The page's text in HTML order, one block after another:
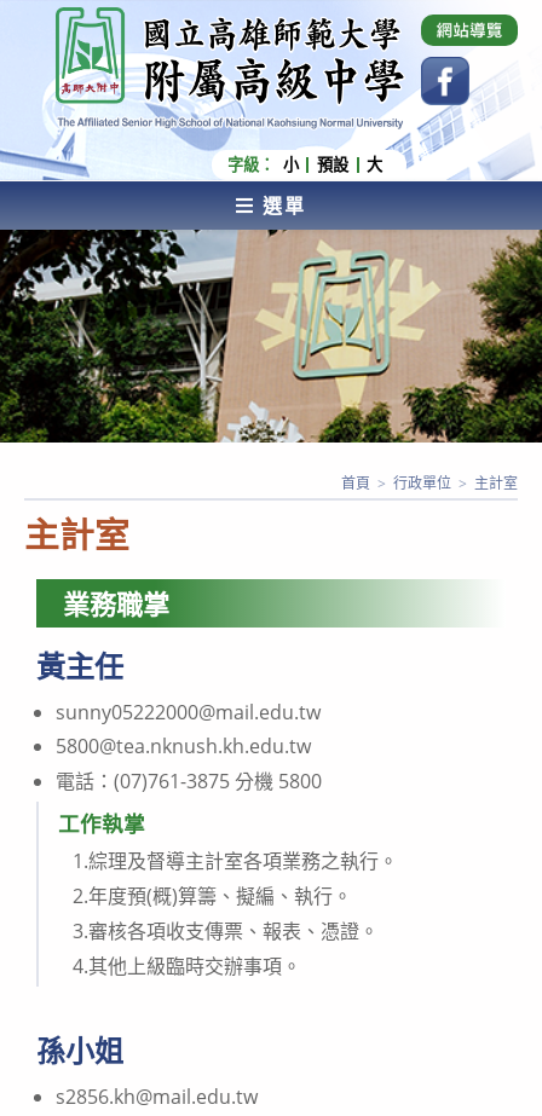
內
容
國立高雄師範大學附屬高級中學 Affiliated Senior
High School of National Kaohsiung Normal
University
字級： 小 預設 大
選單
AFFILIATED SENIOR HIGH SCHOOL OF NATIONAL
KAOHSIUNG NORMAL UNIVERSITY
主計室
首頁 > 行政單位 > 主計室
業務職掌
黃主任
sunny05222000@mail.edu.tw
5800@tea.nknush.kh.edu.tw
電話：(07)761-3875 分機 5800
工作執掌
1.綜理及督導主計室各項業務之執行。
2.年度預(概)算籌、擬編、執行。
3.審核各項收支傳票、報表、憑證。
4.其他上級臨時交辦事項。
孫小姐
s2856.kh@mail.edu.tw